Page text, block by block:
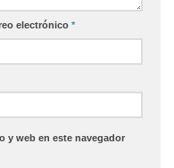
electrónico *
y web en este navegador